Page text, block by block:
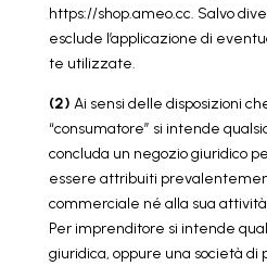
https://shop.ameo.cc. Salvo
esclude l’applicazione di
te utilizzate.
(2) Ai sensi delle disposizioni
“consumatore” si intende
concluda un negozio giuridico
essere attribuiti
commerciale né alla sua
Per imprenditore si intende
giuridica, oppure una società di